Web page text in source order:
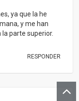
ya que la he
y me han
parte superior.
RESPONDER